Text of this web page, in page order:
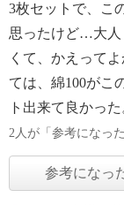
3枚セットで、こ
思ったけど…大人
くて、かえって
ては、綿100がこ
ト出来て良かった
2人が「参考になっ
参考になっ